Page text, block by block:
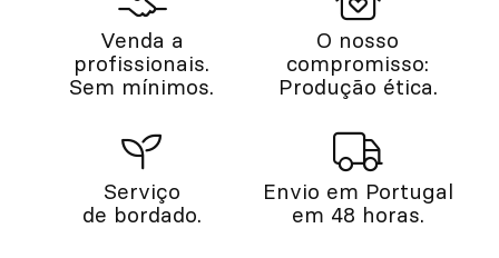
Venda a
profissionais.
Sem mínimos.
O nosso
compromisso:
Produção ética.
Serviço
de bordado.
Envio em Portugal
em 48 horas.